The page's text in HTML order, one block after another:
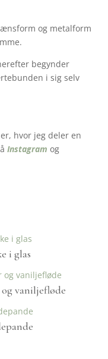
og metalform
begynder
i sig selv
hvor jeg deler en
Instagram og
i glas
vaniljefløde